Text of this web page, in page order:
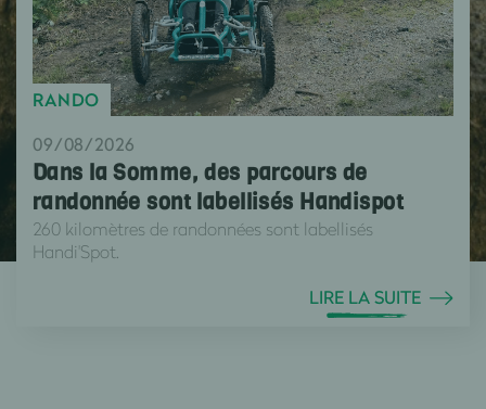
RANDO
09/08/2026
Dans la Somme, des parcours de
randonnée sont labellisés Handispot
260 kilomètres de randonnées sont labellisés
Handi'Spot.
LIRE LA SUITE